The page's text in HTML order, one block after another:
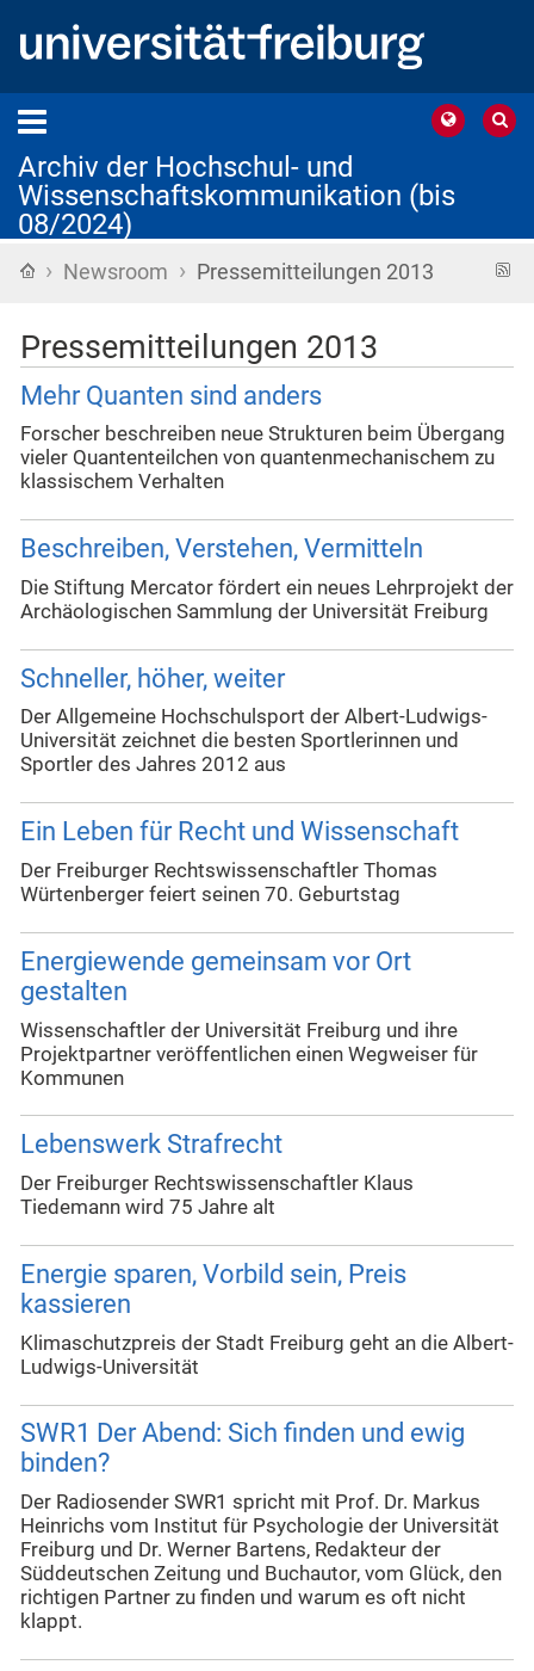
Archiv der Hochschul- und
Wissenschaftskommunikation (bis
08/2024)
Startseite
› Newsroom › Pressemitteilungen 2013
Pressemitteilungen 2013
Mehr Quanten sind anders
Forscher beschreiben neue Strukturen beim Übergang
vieler Quantenteilchen von quantenmechanischem zu
klassischem Verhalten
Beschreiben, Verstehen, Vermitteln
Die Stiftung Mercator fördert ein neues Lehrprojekt der
Archäologischen Sammlung der Universität Freiburg
Schneller, höher, weiter
Der Allgemeine Hochschulsport der Albert-Ludwigs-
Universität zeichnet die besten Sportlerinnen und
Sportler des Jahres 2012 aus
Ein Leben für Recht und Wissenschaft
Der Freiburger Rechtswissenschaftler Thomas
Würtenberger feiert seinen 70. Geburtstag
Energiewende gemeinsam vor Ort
gestalten
Wissenschaftler der Universität Freiburg und ihre
Projektpartner veröffentlichen einen Wegweiser für
Kommunen
Lebenswerk Strafrecht
Der Freiburger Rechtswissenschaftler Klaus
Tiedemann wird 75 Jahre alt
Energie sparen, Vorbild sein, Preis
kassieren
Klimaschutzpreis der Stadt Freiburg geht an die Albert-
Ludwigs-Universität
SWR1 Der Abend: Sich finden und ewig
binden?
Der Radiosender SWR1 spricht mit Prof. Dr. Markus
Heinrichs vom Institut für Psychologie der Universität
Freiburg und Dr. Werner Bartens, Redakteur der
Süddeutschen Zeitung und Buchautor, vom Glück, den
richtigen Partner zu finden und warum es oft nicht
klappt.